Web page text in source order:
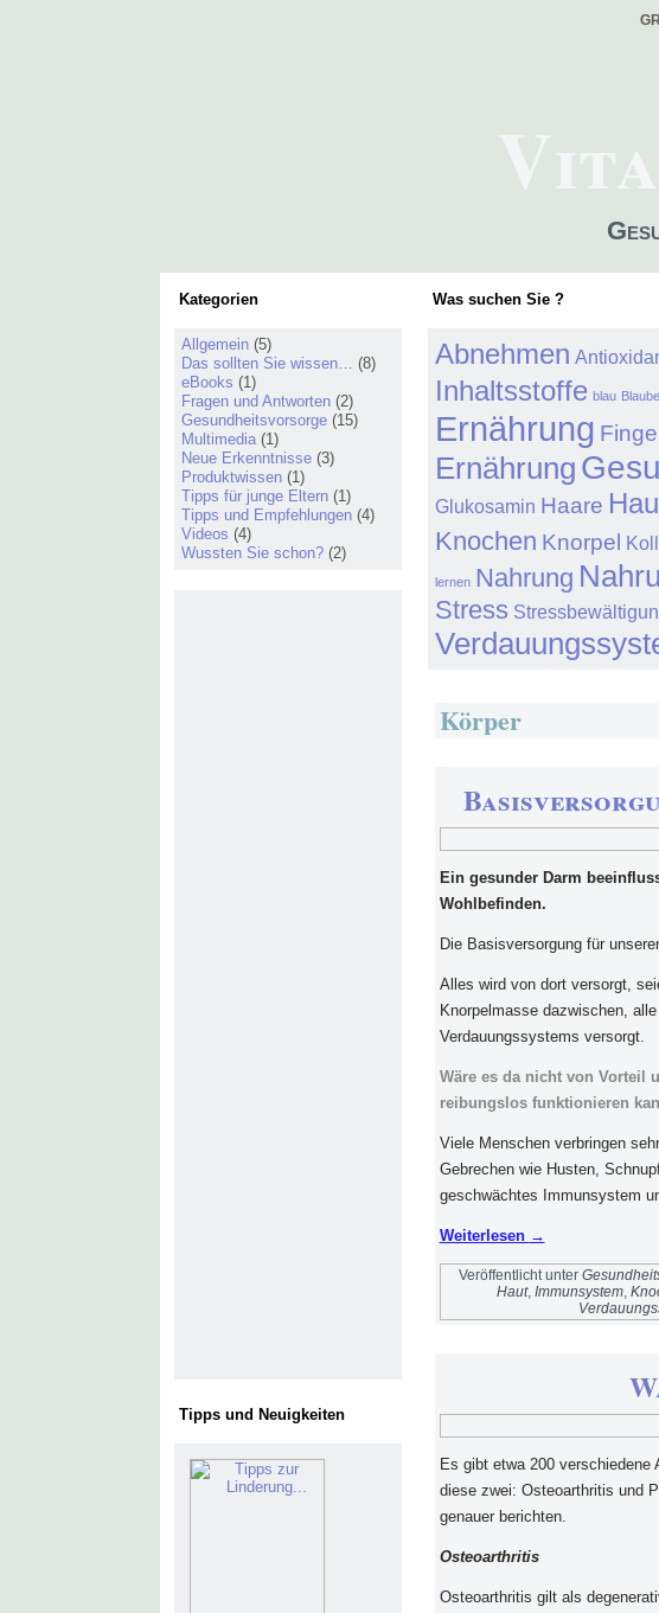
Kategorien
Allgemein(5)
Das sollten Sie wissen… (8)
eBooks (1)
Fragen und Antworten(2)
Gesundheitsvorsorge(15)
Multimedia(1)
Neue Erkenntnisse(3)
Produktwissen(1)
Tipps für junge Eltern(1)
Tipps und Empfehlungen(4)
Videos (4)
Wussten Sie schon?(2)
Tipps und Neuigkeiten
Was suchen Sie ?
Abnehmen
Inhaltsstoffe blau
Ernährung
Ernährung
Glukosamin Haare
Knochen Knorpel
lernen Nahrung
Stress
Körper
Ein gesunder Darm
Wohlbefinden.
Die Basisversorgung für
Alles wird von dort versorgt,
Knorpelmasse dazwischen,
Verdauungssystems versorgt.
Wäre es da nicht von Vorteil
reibungslos funktionieren
Viele Menschen verbringen
Gebrechen wie Husten,
geschwächtes Immunsystem
Weiterlesen →
Veröffentlicht unter
Haut, Immunsystem,
Es gibt etwa 200
diese zwei: Osteoarthritis und
genauer berichten.
Osteoarthritis
Osteoarthritis gilt als